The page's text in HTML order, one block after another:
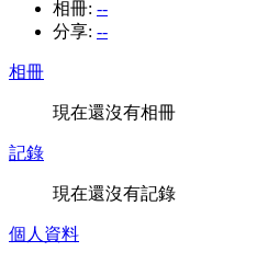
相冊: --
分享: --
相冊
現在還沒有相冊
記錄
現在還沒有記錄
個人資料